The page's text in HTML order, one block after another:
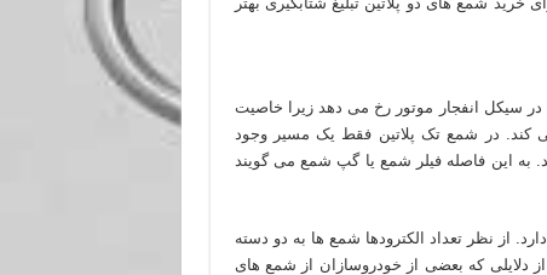
یک جرقه در سیکل انفجار موتور رخ می دهد زیرا خاصیت
کند. در شمع تک پلاتین فقط یک مسیر وجود
به این فاصله فیلر شمع یا گپ شمع می گویند
از نظر تعداد الکترودها شمع ها به دو دسته
تقسیم می شوند. یکی از دلایلی که بعضی از خودروسازان از شمع های